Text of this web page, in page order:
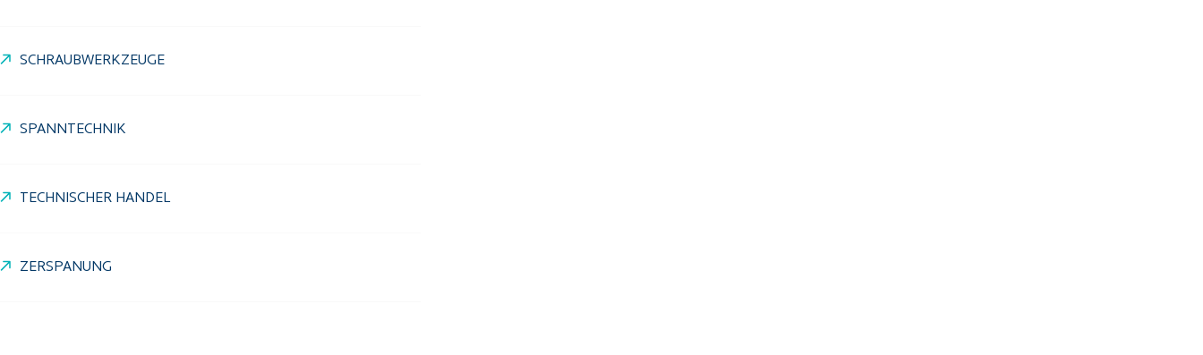
SCHRAUBWERKZEUGE
SPANNTECHNIK
TECHNISCHER HANDEL
ZERSPANUNG